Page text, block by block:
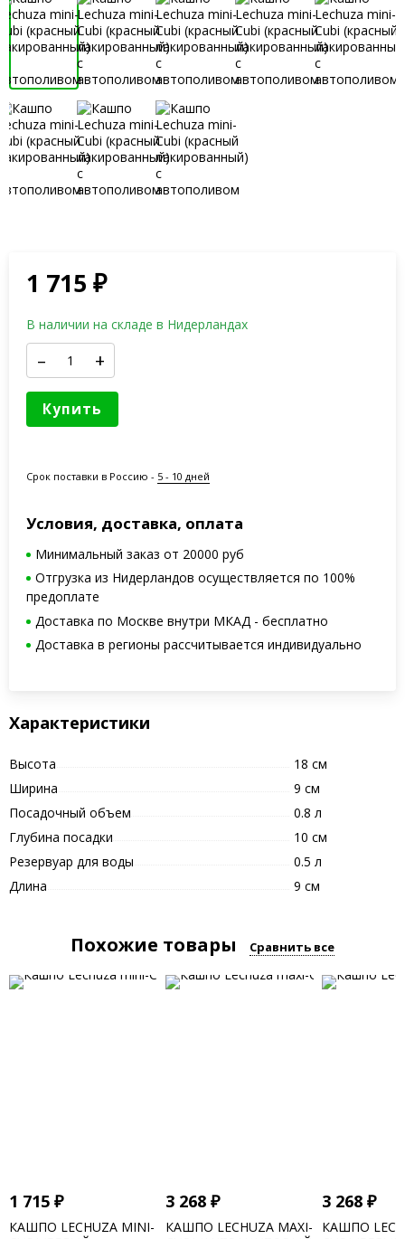
1 715₽
В наличии на складе в Нидерландах
– +
Купить
Срок поставки в Россию - 5 - 10 дней
Условия, доставка, оплата
Минимальный заказ от 20000 руб
Отгрузка из Нидерландов осуществляется по 100%
предоплате
Доставка по Москве внутри МКАД - бесплатно
Доставка в регионы рассчитывается индивидуально
Характеристики
Высота
18 см
Ширина
9 см
Посадочный объем
0.8 л
Глубина посадки
10 см
Резервуар для воды
0.5 л
Длина
9 см
Похожие товары Сравнить все
1 715 ₽
КАШПО LECHUZA MINI-
3 268 ₽
КАШПО LECHUZA MAXI-
3 268 ₽
КАШПО